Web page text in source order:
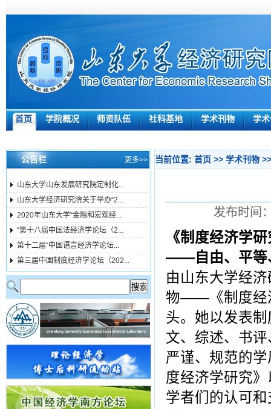
首页 学院概况 师资队伍 社科基地 学术刊物 学
公告栏 更多>>
山东大学山东发展研究院定制化...
山东大学经济研究院关于举办“2...
2020年山东大学“金融和宏观经...
“第十八届中国法经济学论坛（2...
第十二届“中国语言经济学论坛...
第三届中国制度经济学论坛（202...
当前位置: 首页 >> 学术刊物
发布时间
《制度经济学
――自由、平等
由山东大学经
物――《制度经
头。她以发表
文、综述、书
严谨、规范的
度经济学研究
学者们的认可